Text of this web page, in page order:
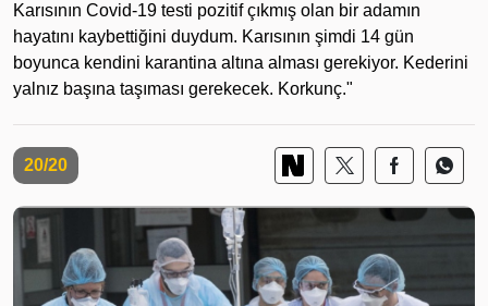
Karısının Covid-19 testi pozitif çıkmış olan bir adamın
hayatını kaybettiğini duydum. Karısının şimdi 14 gün
boyunca kendini karantina altına alması gerekiyor. Kederini
yalnız başına taşıması gerekecek. Korkunç."
20/20